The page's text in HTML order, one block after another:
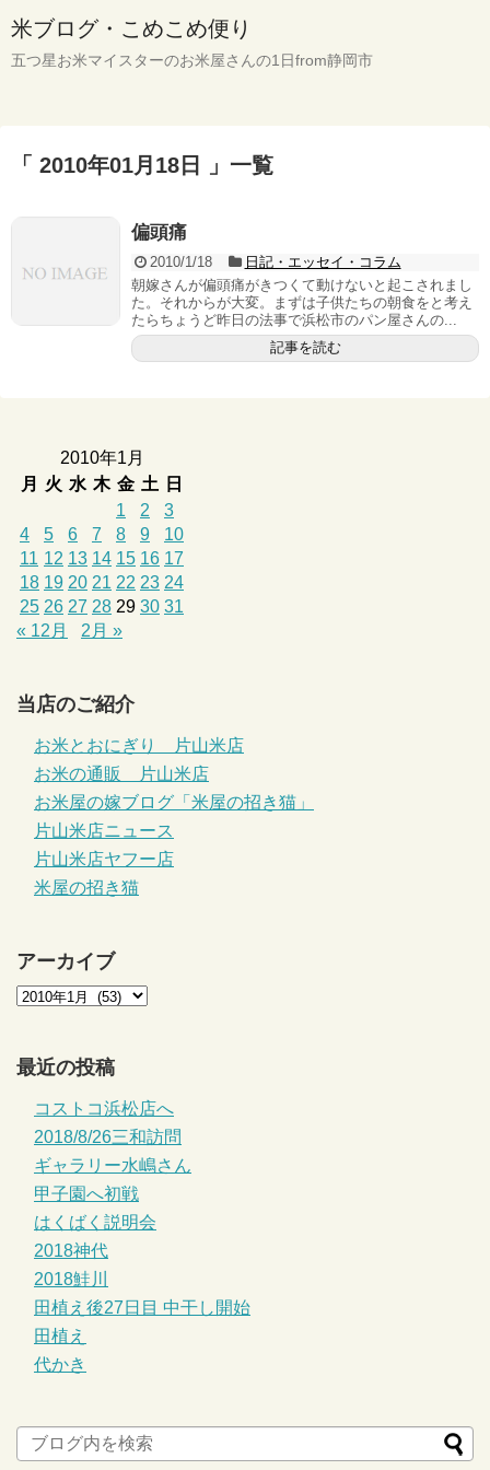
米ブログ・こめこめ便り
五つ星お米マイスターのお米屋さんの1日from静岡市
「 2010年01月18日 」一覧
偏頭痛
2010/1/18
日記・エッセイ・コラム
朝嫁さんが偏頭痛がきつくて動けないと起こされまし
た。それからが大変。まずは子供たちの朝食をと考え
たらちょうど昨日の法事で浜松市のパン屋さんの...
記事を読む
2010年1月
月
火 水 木 金 土
日
1
2
3
4
5 6 7 8 9
10
11 12 13 14 15 16 17
18 19 20 21 22 23 24
25 26 27 28 29 30 31
« 12月
2月 »
当店のご紹介
お米とおにぎり 片山米店
お米の通販 片山米店
お米屋の嫁ブログ「米屋の招き猫」
片山米店ニュース
片山米店ヤフー店
米屋の招き猫
アーカイブ
最近の投稿
コストコ浜松店へ
2018/8/26三和訪問
ギャラリー水嶋さん
甲子園へ初戦
はくばく説明会
2018神代
2018鮭川
田植え後27日目 中干し開始
田植え
代かき